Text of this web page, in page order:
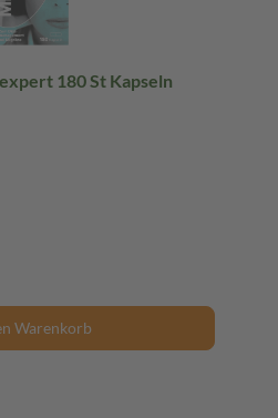
Migravent ORTHO expert 180 St Kapseln
Warenkorb